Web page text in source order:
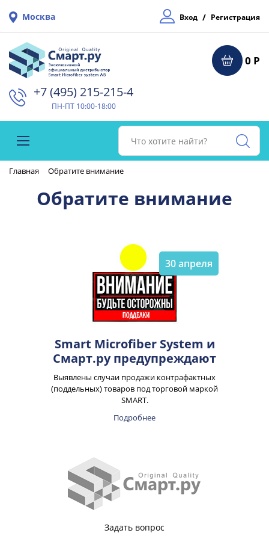
Москва Вход / Регистрация
0 Р
+7 (495) 215-215-4⁠
ПН-ПТ 10:00-18:00
Главная Обратите внимание
Обратите внимание
30 апреля
Smart Microfiber System и
Смарт.ру предупреждают
Выявлены случаи продажи контрафактных
(поддельных) товаров под торговой маркой
SMART.
Подробнее
Задать вопрос